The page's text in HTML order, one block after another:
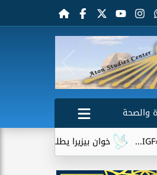
والصحة
بيزيرا يطلب الرحيل عن الزمالك..